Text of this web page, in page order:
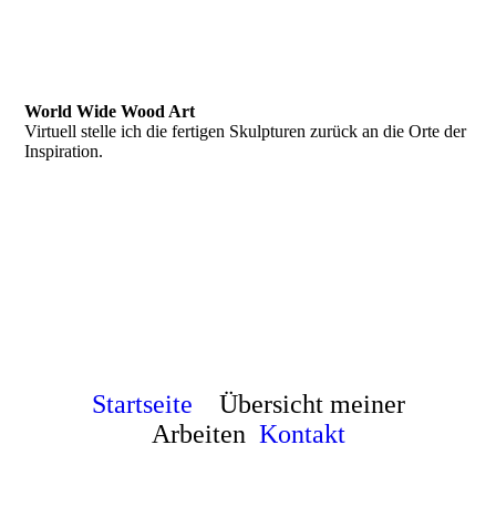
World Wide Wood Art
Virtuell stelle ich die fertigen Skulpturen zurück an die Orte der
Inspiration.
Startseite
Übersicht meiner
Arbeiten Kontakt